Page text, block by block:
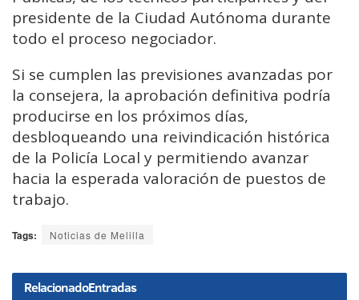
presidente de la Ciudad Autónoma durante
todo el proceso negociador.
Si se cumplen las previsiones avanzadas por
la consejera, la aprobación definitiva podría
producirse en los próximos días,
desbloqueando una reivindicación histórica
de la Policía Local y permitiendo avanzar
hacia la esperada valoración de puestos de
trabajo.
Tags: Noticias de Melilla
RelacionadoEntradas